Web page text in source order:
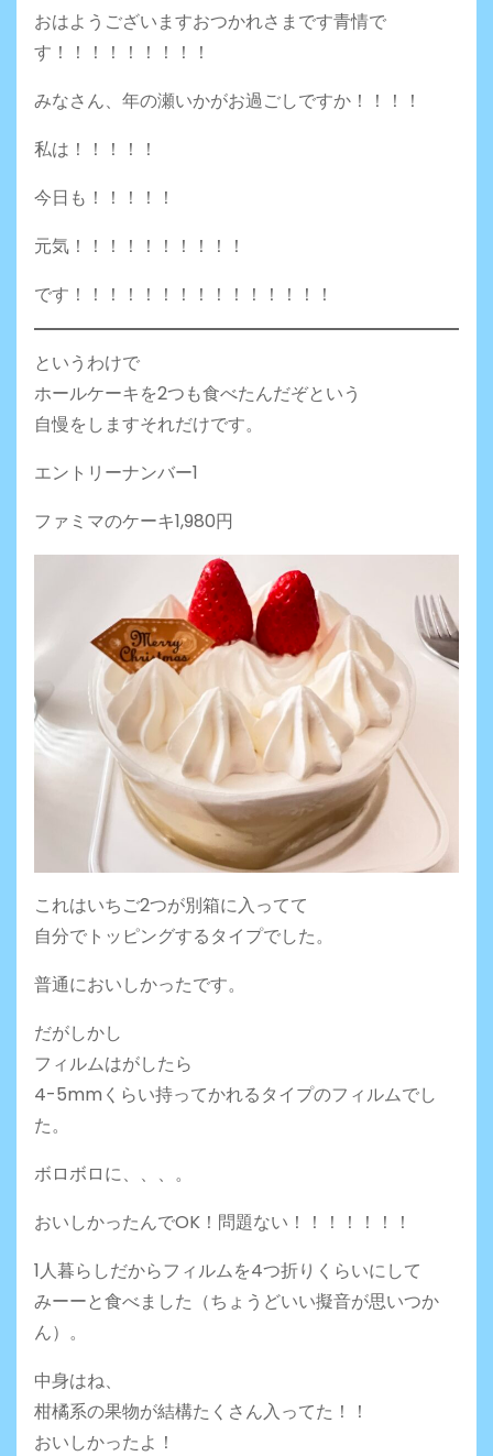
おはようございますおつかれさまです青情で
す！！！！！！！！！
みなさん、年の瀬いかがお過ごしですか！！！！
私は！！！！！
今日も！！！！！
元気！！！！！！！！！！
です！！！！！！！！！！！！！！！
というわけで
ホールケーキを2つも食べたんだぞという
自慢をしますそれだけです。
エントリーナンバー1
ファミマのケーキ1,980円
これはいちご2つが別箱に入ってて
自分でトッピングするタイプでした。
普通においしかったです。
だがしかし
フィルムはがしたら
4-5mmくらい持ってかれるタイプのフィルムでし
た。
ボロボロに、、、。
おいしかったんでOK！問題ない！！！！！！！
1人暮らしだからフィルムを4つ折りくらいにして
みーーと食べました（ちょうどいい擬音が思いつか
ん）。
中身はね、
柑橘系の果物が結構たくさん入ってた！！
おいしかったよ！